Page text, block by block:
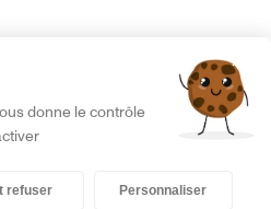
LA NEWSLETTER X
donne le contrôle
refuser Personnaliser